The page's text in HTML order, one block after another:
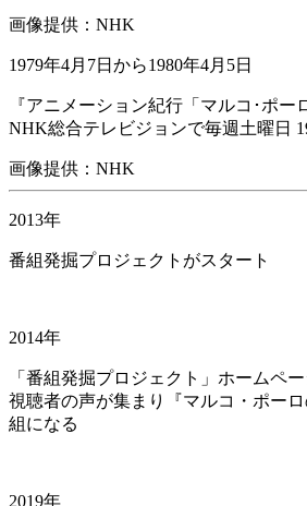
画像提供：NHK
1979年4月7日から1980年4月5日
『アニメーション紀行「マルコ･ポー
NHK総合テレビジョンで毎週土曜日
画像提供：NHK
2013年
番組発掘プロジェクトがスタート
2014年
「番組発掘プロジェクト」ホームペ
視聴者の声が集まり『マルコ・ポー
組になる
2019年